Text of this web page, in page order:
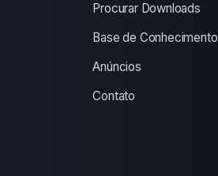
Procurar Downloads
Base de Conhecimento
Anúncios
Contato